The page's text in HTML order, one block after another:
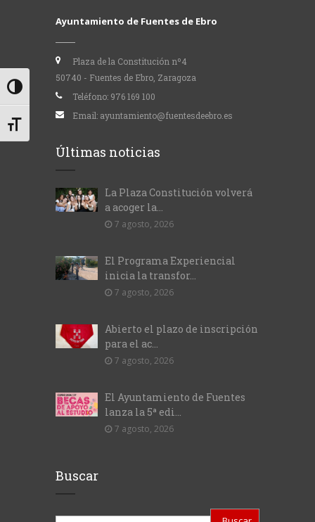
Alternar alto contraste
Alternar tamaño de letra
Ayuntamiento de Fuentes de Ebro
Plaza de la Constitución nº4
50740 - Fuentes de Ebro, Zaragoza
Teléfono: 976 169 100
Email: ayuntamiento@fuentesdeebro.es
Últimas noticias
La Plaza Constitución volverá
a acoger la...
7 agosto, 2026
El Programa Experiencial
inicia la transfor...
7 agosto, 2026
Abierto el plazo de inscripción
para el ac...
7 agosto, 2026
El Ayuntamiento de Fuentes
lanza la 5ª edi...
7 agosto, 2026
Buscar
Buscar